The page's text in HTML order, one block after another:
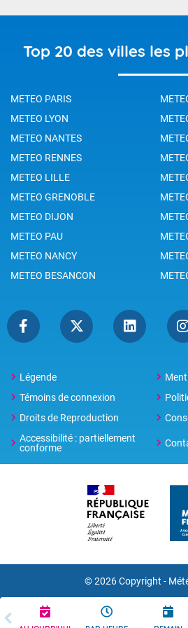
Top 20 des villes les
METEO PARIS
METEO LYON
METEO NANTES
METEO RENNES
METEO LILLE
METEO GRENOBLE
METEO DIJON
METEO PAU
METEO NANCY
METEO BESANCON
Légende
Témoins de connexion
Droits de Reproduction
Accessibilité : partiellement
conforme
© 2026 Copyright -